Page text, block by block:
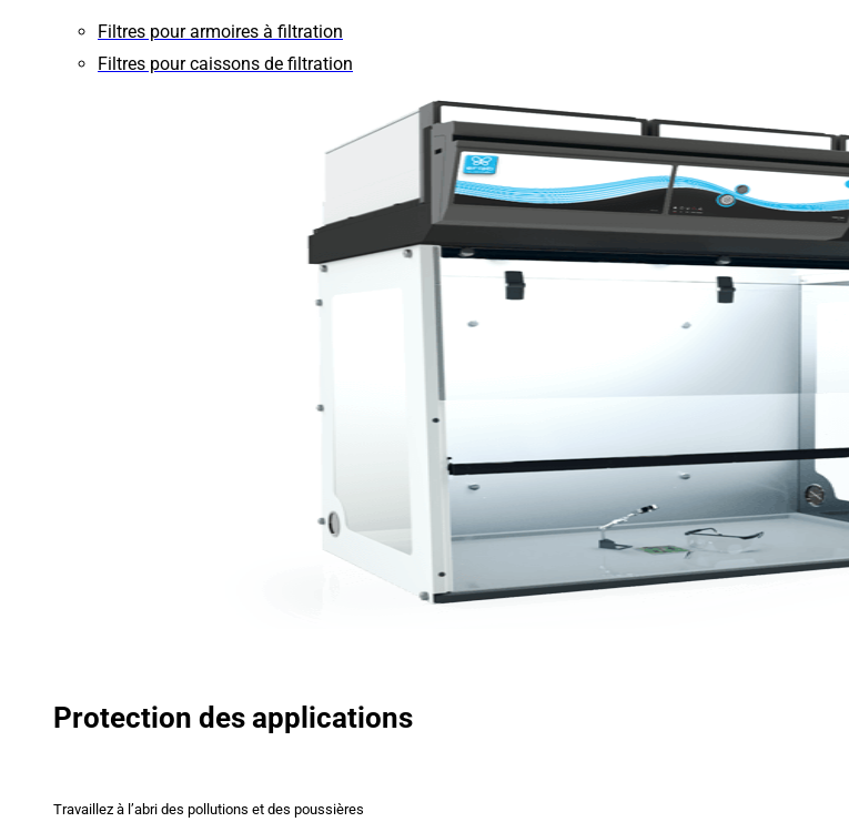
Filtres pour armoires à filtration
Filtres pour caissons de filtration
Protection des applications
Travaillez à l’abri des pollutions et des poussières